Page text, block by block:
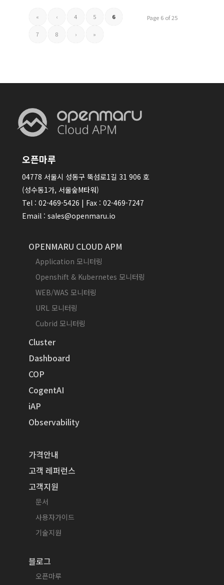
Page 6 of 25
« ‹ 4 5 6
7 8 › »
오픈마루
04778 서울시 성동구 뚝섬로1길 31 906 호
(성수동1가, 서울숲M타워)
Tel : 02-469-5426 | Fax : 02-469-7247
Email : sales@openmaru.io
OPENMARU CLOUD APM
Application 모니터링
Openshift & Kubernetes 모니터링
WEB/WAS 모니터링
URL 모니터링
Cubrid 모니터링
Cluster
Dashboard
COP
CogentAI
iAP
Observability
가격안내
고객 레퍼런스
고객지원
문서
사용자가이드
기술지원
블로그
오픈마루